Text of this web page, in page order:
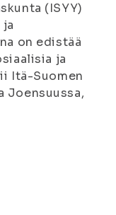
(ISYY)
on edistää
ja
Itä-Suomen
Joensuussa,